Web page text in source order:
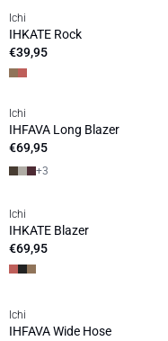
NEUHEIT
Ichi
IHKATE Rock
€39,95
NEUHEIT
Ichi
IHFAVA Long Blazer
€69,95
+3
NEUHEIT
Ichi
IHKATE Blazer
€69,95
NEUHEIT
Ichi
IHFAVA Wide Hose